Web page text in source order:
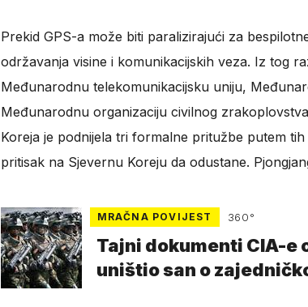
Prekid GPS-a može biti paralizirajući za
održavanja visine i komunikacijskih veza. Iz tog
Međunarodnu telekomunikacijsku uniju,
Međunarodnu organizaciju civilnog
Koreja je podnijela tri formalne pritužbe putem
pritisak na Sjevernu Koreju da odustane.
MRAČNA POVIJEST 360°
Tajni dokumenti CIA-e
uništio san o